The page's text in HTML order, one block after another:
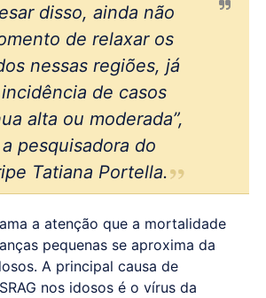
disso, ainda não
de relaxar os
nessas regiões, já
de casos
alta ou moderada”,
pesquisadora do
Tatiana Portella.
a atenção que a mortalidade
pequenas se aproxima da
A principal causa de
nos idosos é o vírus da